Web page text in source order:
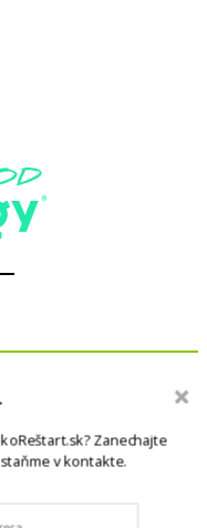
Zanechajte
v kontakte.